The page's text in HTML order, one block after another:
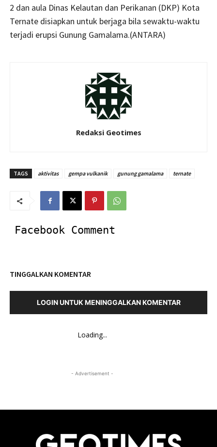
2 dan aula Dinas Kelautan dan Perikanan (DKP) Kota
Ternate disiapkan untuk berjaga bila sewaktu-waktu
terjadi erupsi Gunung Gamalama.(ANTARA)
Redaksi Geotimes
TAGS aktivitas gempa vulkanik gunung gamalama ternate
Facebook Comment
TINGGALKAN KOMENTAR
LOGIN UNTUK MENINGGALKAN KOMENTAR
Loading...
- Advertisement -